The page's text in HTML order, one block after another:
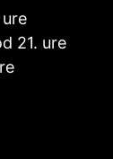
21. ure